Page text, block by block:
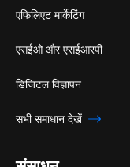
एफिलिएट मार्केटिंग
एसईओ और एसईआरपी
डिजिटल विज्ञापन
सभी समाधान देखें